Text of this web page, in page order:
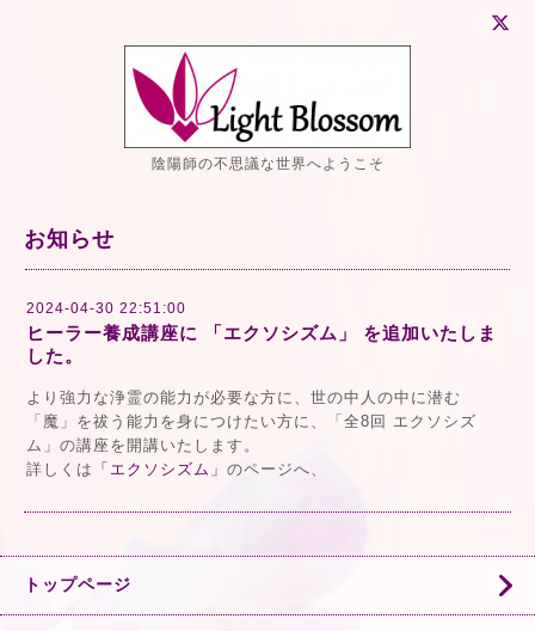
陰陽師の不思議な世界へようこそ
お知らせ
2024-04-30 22:51:00
ヒーラー養成講座に 「エクソシズム」 を追加いたしま
した。
より強力な浄霊の能力が必要な方に、世の中人の中に潜む
「魔」を祓う能力を身につけたい方に、「全8回 エクソシズ
ム」の講座を開講いたします。
詳しくは 「エクソシズム」 のページへ、
トップページ